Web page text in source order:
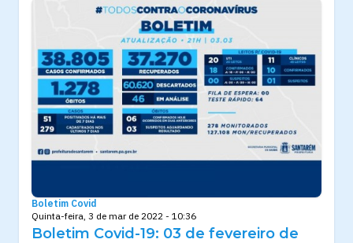
Boletim Covid
Quinta-feira, 3 de mar de 2022 - 10:36
Boletim Covid-19: 03 de fevereiro de